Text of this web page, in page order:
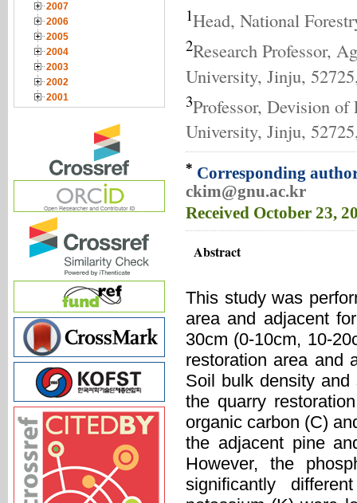
2007
2006
2005
2004
2003
2002
2001
1Head, National
2Research Professor,
University, Jinju,
3Professor, Devision of
University, Jinju,
* Corresponding
ckim@gnu.ac.kr
Received October 23,
Abstract
This study was
area and adjacent
30cm (0-10cm, 10-
restoration area and
Soil bulk density
the quarry
organic carbon (C)
the adjacent pine
However, the
significantly